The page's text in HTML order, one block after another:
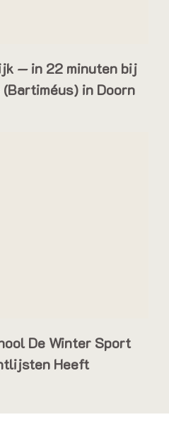
— in 22 minuten bij
in Doorn
De Winter Sport
Heeft